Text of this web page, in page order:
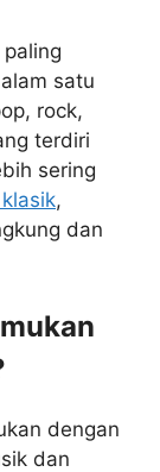
satu
rock,
terdiri
sering
,
dan
dengan
dan